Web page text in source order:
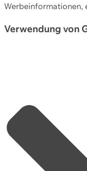
Werbeinformationen,
Verwendung von